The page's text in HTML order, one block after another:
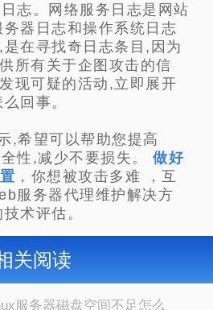
志。网络服务日志是网站
器日志和操作系统日志
在寻找奇日志条目,因为
所有关于企图攻击的信
现可疑的活动,立即展开
回事。
,希望可以帮助您提高
性,减少不要损失。
做好
，你想被攻击多难 ，互
服务器代理维护解决方
术评估。
关阅读
服务器磁盘空间不足怎么